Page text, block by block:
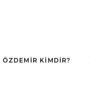
ÖZDEMIR KIMDIR?